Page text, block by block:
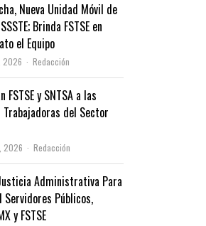
Nueva Unidad Móvil de
Brinda FSTSE en
el Equipo
2026 Author
Redacción
FSTSE y SNTSA a las
Trabajadoras del Sector
2026 Author
Redacción
Administrativa Para
Servidores Públicos,
y FSTSE